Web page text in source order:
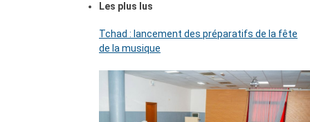
Les plus lus
Tchad : lancement des préparatifs de la fête
de la musique